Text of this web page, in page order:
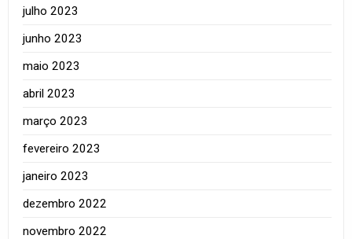
julho 2023
junho 2023
maio 2023
abril 2023
março 2023
fevereiro 2023
janeiro 2023
dezembro 2022
novembro 2022